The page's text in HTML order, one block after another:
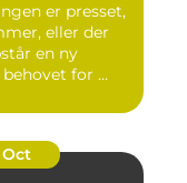
er presset,
eller der
en ny
for ...